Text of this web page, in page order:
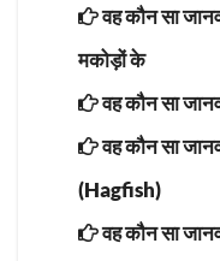
वह कौन सा
मकोड़ों के
वह कौन सा
वह कौन सा
(Hagfish)
वह कौन सा